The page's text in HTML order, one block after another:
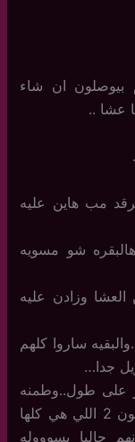
بيوصلون ان شاء
عشا ..
مب هاين عليه
شو مسويه
وزادن عليه
ساروا كلهم
جدا…
على طول..وطمنه
بانهم بخير وبانه ناصر استقر في منطقة بون 2 اللي هي كلها
حاليا يسوووله